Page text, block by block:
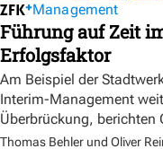
Management
Führung auf Zeit
Erfolgsfaktor
Am Beispiel der
Interim-Management
Überbrückung, berichten
Thomas Behler und Oliver